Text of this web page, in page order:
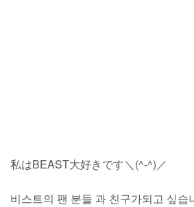
私はBEAST大好きです＼(^-^)／
비스트의 팬 분들 과 친구가되고 싶습